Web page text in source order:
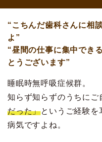
“こちんだ歯科さんに相
よ”
“昼間の仕事に集中でき
とうございます”
睡眠時無呼吸症候群。
知らず知らずのうちにご
だった」というご経験を
病気ですよね。